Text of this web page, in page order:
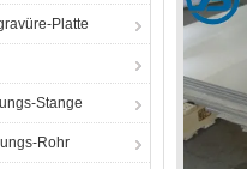
Platte
Stange
Rohr